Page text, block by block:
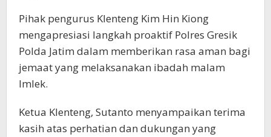
Pihak pengurus Klenteng Kim Hin Kiong
mengapresiasi langkah proaktif Polres Gresik
Polda Jatim dalam memberikan rasa aman bagi
jemaat yang melaksanakan ibadah malam
Imlek.
Ketua Klenteng, Sutanto menyampaikan terima
kasih atas perhatian dan dukungan yang